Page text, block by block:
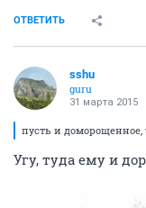
ОТВЕТИТЬ
sshu
guru
31 марта 2015
пусть и доморощенное,
Угу, туда ему и